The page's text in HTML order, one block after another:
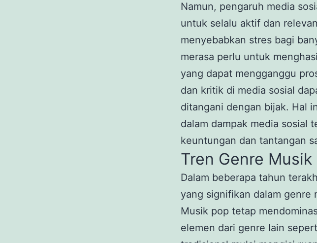
Namun, pengaruh media
untuk selalu aktif dan
menyebabkan stres bagi
merasa perlu untuk
yang dapat mengganggu
dan kritik di media sosial
ditangani dengan bijak. Hal
dalam dampak media sosial
keuntungan dan tantangan
Tren Genre Musik
Dalam beberapa tahun
yang signifikan dalam genre
Musik pop tetap
elemen dari genre lain